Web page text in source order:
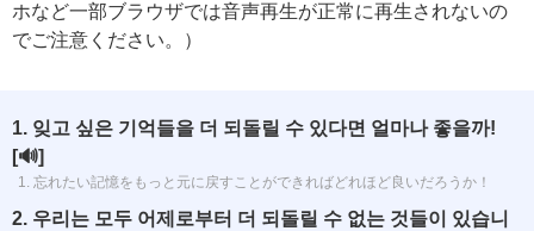
ホなど一部ブラウザでは音声再生が正常に再生されないの
でご注意ください。）
1. 잊고 싶은 기억들을 더 되돌릴 수 있다면 얼마나 좋을까!
[🔊]
1. 忘れたい記憶をもっと元に戻すことができればどれほど良いだろうか！
2. 우리는 모두 어제로부터 더 되돌릴 수 없는 것들이 있습니